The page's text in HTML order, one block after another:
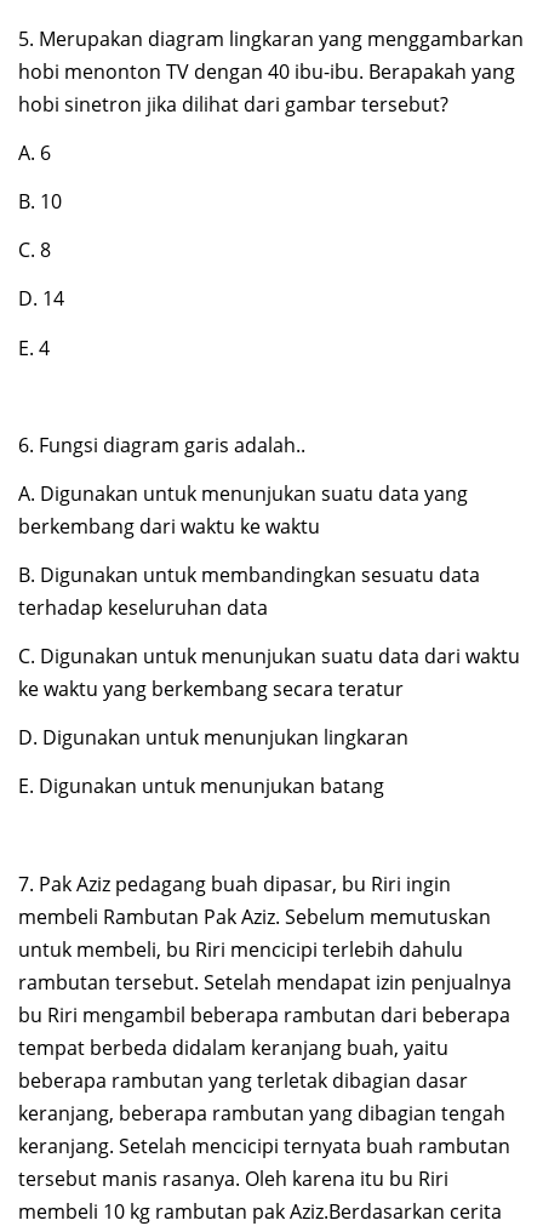
5. Merupakan diagram lingkaran yang menggambarkan
hobi menonton TV dengan 40 ibu-ibu. Berapakah yang
hobi sinetron jika dilihat dari gambar tersebut?
A. 6
B. 10
C. 8
D. 14
E. 4
6. Fungsi diagram garis adalah..
A. Digunakan untuk menunjukan suatu data yang
berkembang dari waktu ke waktu
B. Digunakan untuk membandingkan sesuatu data
terhadap keseluruhan data
C. Digunakan untuk menunjukan suatu data dari waktu
ke waktu yang berkembang secara teratur
D. Digunakan untuk menunjukan lingkaran
E. Digunakan untuk menunjukan batang
7. Pak Aziz pedagang buah dipasar, bu Riri ingin
membeli Rambutan Pak Aziz. Sebelum memutuskan
untuk membeli, bu Riri mencicipi terlebih dahulu
rambutan tersebut. Setelah mendapat izin penjualnya
bu Riri mengambil beberapa rambutan dari beberapa
tempat berbeda didalam keranjang buah, yaitu
beberapa rambutan yang terletak dibagian dasar
keranjang, beberapa rambutan yang dibagian tengah
keranjang. Setelah mencicipi ternyata buah rambutan
tersebut manis rasanya. Oleh karena itu bu Riri
membeli 10 kg rambutan pak Aziz.Berdasarkan cerita